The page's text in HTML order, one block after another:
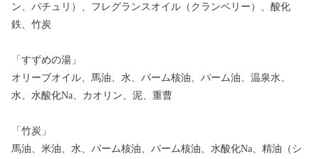
ン、パチュリ）、フレグランスオイル（クランベリー）、酸化
鉄、竹炭
「すずめの湯」
オリーブオイル、馬油、水、パーム核油、パーム油、温泉水、
水、水酸化Na、カオリン、泥、重曹
「竹炭」
馬油、米油、水、パーム核油、パーム核油、水酸化Na、精油（シ